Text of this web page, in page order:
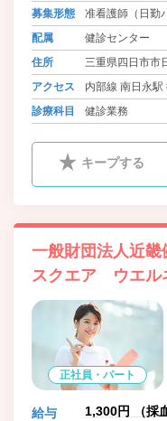
募集形態
准看護師（日勤
配属
健診センター
住所
三重県四日市市
アクセス
内部線 南日永駅
八王子線 西日野
診療科目 健診業務
キープする
一般財団法人近
スクエア ウエル
正社員・パート
給与 1,300円 （採